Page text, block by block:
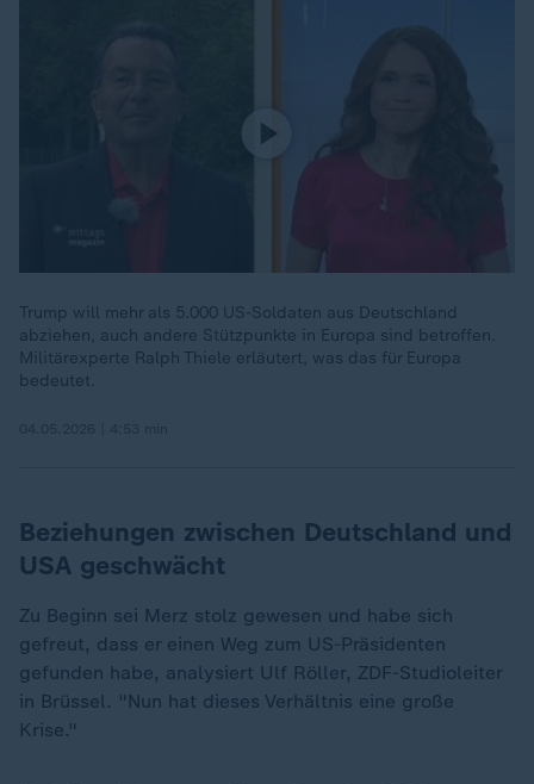
Trump will mehr als 5.000 US-Soldaten aus Deutschland
abziehen, auch andere Stützpunkte in Europa sind betroffen.
Militärexperte Ralph Thiele erläutert, was das für Europa
bedeutet.
Beziehungen zwischen Deutschland und
USA geschwächt
Zu Beginn sei Merz stolz gewesen und habe sich
gefreut, dass er einen Weg zum US-Präsidenten
gefunden habe, analysiert Ulf Röller, ZDF-Studioleiter
in Brüssel. "Nun hat dieses Verhältnis eine große
Krise."